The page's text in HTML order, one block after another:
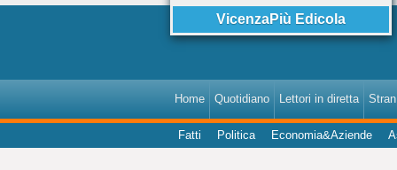
VicenzaPiù Edicola
Home Quotidiano Lettori in diretta
Fatti Politica Economia&Aziende